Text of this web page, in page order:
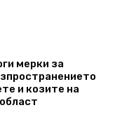
мерки за
и козите на